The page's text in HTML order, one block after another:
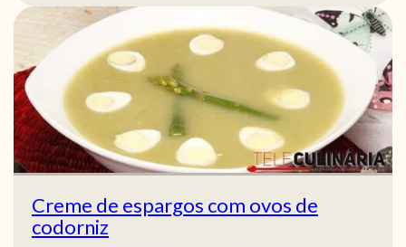
Creme de espargos com ovos de
codorniz